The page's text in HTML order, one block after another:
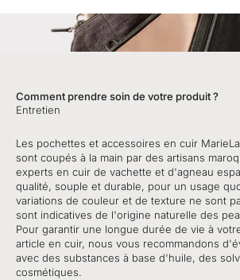
Comment prendre soin de votre produit ?
Entretien
Les pochettes et accessoires en cuir
sont coupés à la main par des artisans
experts en cuir de vachette et d'agneau
qualité, souple et durable, pour un usage
variations de couleur et de texture ne sont
sont indicatives de l'origine naturelle des
Pour garantir une longue durée de vie à
article en cuir, nous vous recommandons
avec des substances à base d'huile, des
cosmétiques.